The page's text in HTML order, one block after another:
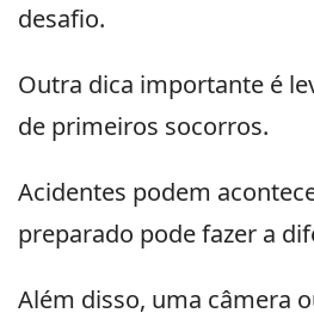
desafio.
Outra dica importante é
de primeiros socorros.
Acidentes podem
preparado pode fazer a
Além disso, uma câmera